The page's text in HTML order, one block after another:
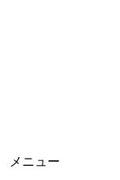
メニュー